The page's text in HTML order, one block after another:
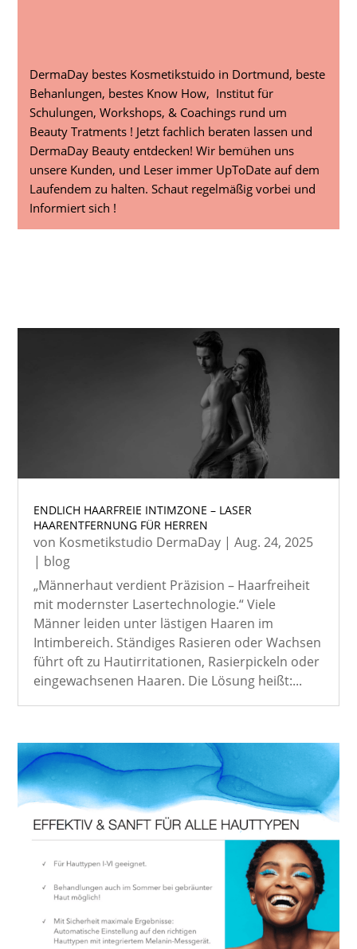
DermaDay bestes Kosmetikstuido in Dortmund, beste
Behanlungen, bestes Know How, Institut für
Schulungen, Workshops, & Coachings rund um
Beauty Tratments ! Jetzt fachlich beraten lassen und
DermaDay Beauty entdecken! Wir bemühen uns
unsere Kunden, und Leser immer UpToDate auf dem
Laufendem zu halten. Schaut regelmäßig vorbei und
Informiert sich !
ENDLICH HAARFREIE INTIMZONE – LASER
HAARENTFERNUNG FÜR HERREN
von Kosmetikstudio DermaDay |Aug. 24, 2025
| blog
„Männerhaut verdient Präzision – Haarfreiheit
mit modernster Lasertechnologie.“ Viele
Männer leiden unter lästigen Haaren im
Intimbereich. Ständiges Rasieren oder Wachsen
führt oft zu Hautirritationen, Rasierpickeln oder
eingewachsenen Haaren. Die Lösung heißt:...